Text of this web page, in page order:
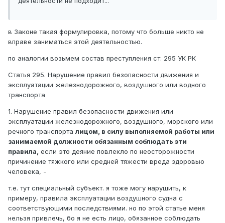
в Законе такая формулировка, потому что больше никто не
вправе заниматься этой деятельностью.
по аналогии возьмем состав преступления ст. 295 УК РК
Статья 295. Нарушение правил безопасности движения и
эксплуатации железнодорожного, воздушного или водного
транспорта
1. Нарушение правил безопасности движения или
эксплуатации железнодорожного, воздушного, морского или
речного транспорталицом, в силу выполняемой работы или
занимаемой должности обязанным соблюдать эти
правила, если это деяние повлекло по неосторожности
причинение тяжкого или средней тяжести вреда здоровью
человека, -
т.е. тут специальный субъект. я тоже могу нарушить, к
примеру, правила эксплуатации воздушного судна с
соответствующими последствиями. но по этой статье меня
нельзя привлечь, бо я не есть лицо, обязанное соблюдать